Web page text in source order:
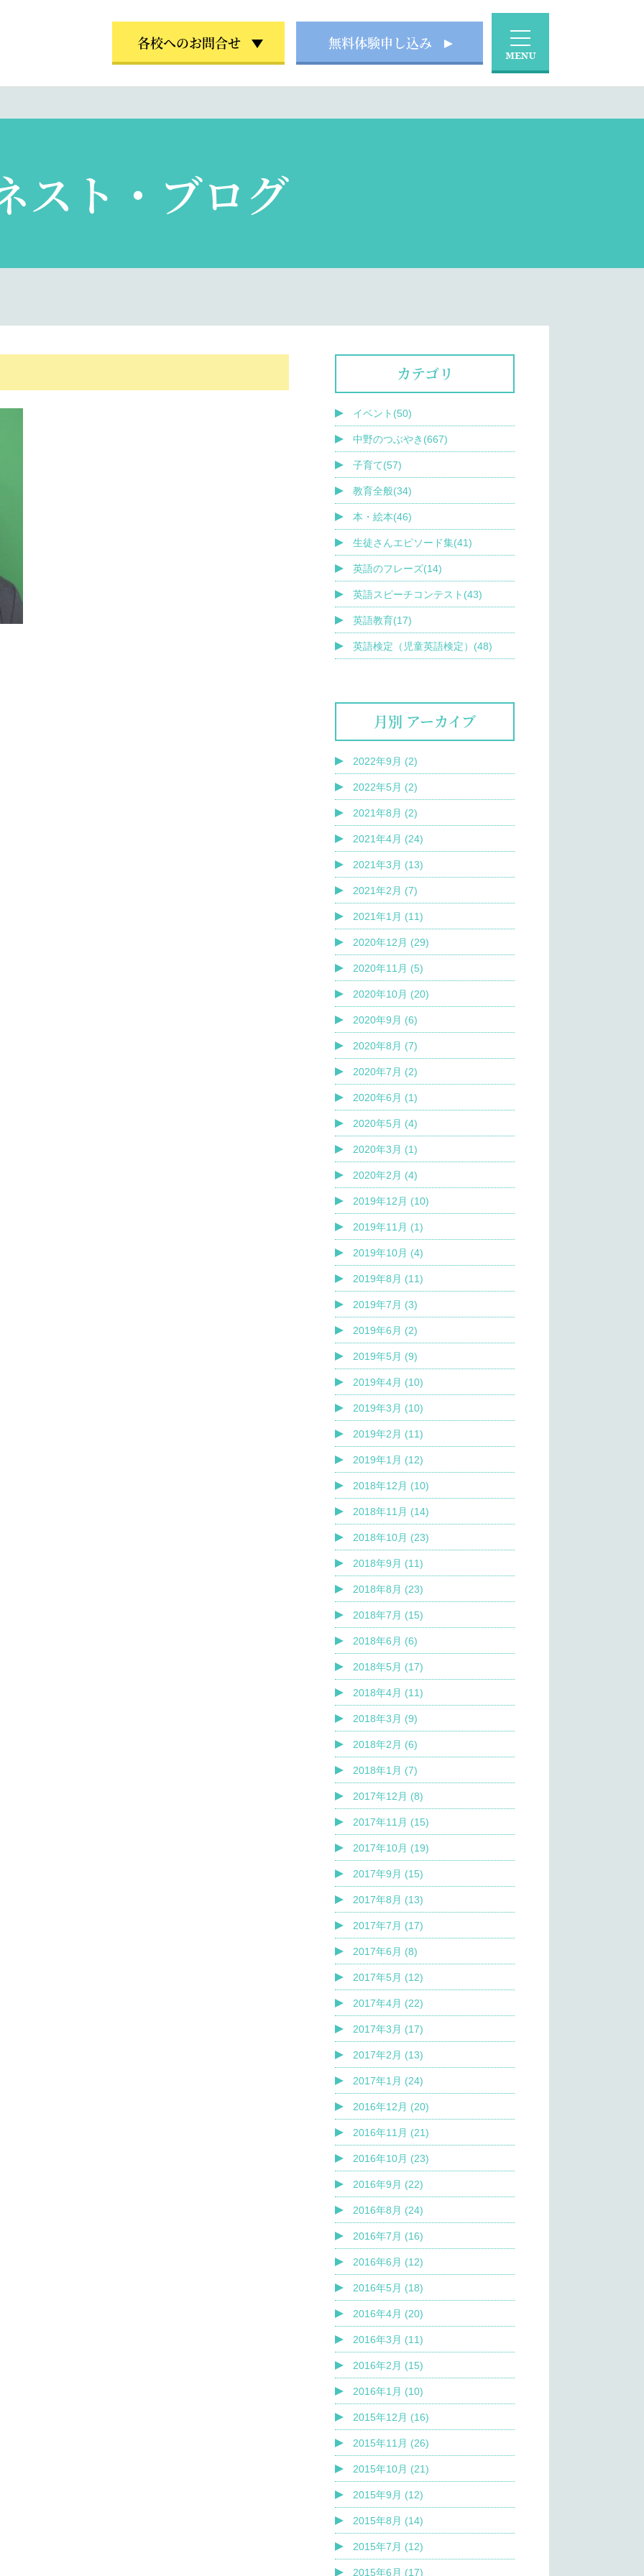
各校へのお問合せ 無料体験申し込み
スト・ブログ
カテゴリ
イベント(50)
中野のつぶやき(667)
子育て(57)
教育全般(34)
本・絵本(46)
生徒さんエピソード集(41)
英語のフレーズ(14)
英語スピーチコンテスト(43)
英語教育(17)
英語検定（児童英語検定）(48)
月別 アーカイブ
2022年9月 (2)
2022年5月 (2)
2021年8月 (2)
2021年4月 (24)
2021年3月 (13)
2021年2月 (7)
2021年1月 (11)
2020年12月 (29)
2020年11月 (5)
2020年10月 (20)
2020年9月 (6)
2020年8月 (7)
2020年7月 (2)
2020年6月 (1)
2020年5月 (4)
2020年3月 (1)
2020年2月 (4)
2019年12月 (10)
2019年11月 (1)
2019年10月 (4)
2019年8月 (11)
2019年7月 (3)
2019年6月 (2)
2019年5月 (9)
2019年4月 (10)
2019年3月 (10)
2019年2月 (11)
2019年1月 (12)
2018年12月 (10)
2018年11月 (14)
2018年10月 (23)
2018年9月 (11)
2018年8月 (23)
2018年7月 (15)
2018年6月 (6)
2018年5月 (17)
2018年4月 (11)
2018年3月 (9)
2018年2月 (6)
2018年1月 (7)
2017年12月 (8)
2017年11月 (15)
2017年10月 (19)
2017年9月 (15)
2017年8月 (13)
2017年7月 (17)
2017年6月 (8)
2017年5月 (12)
2017年4月 (22)
2017年3月 (17)
2017年2月 (13)
2017年1月 (24)
2016年12月 (20)
2016年11月 (21)
2016年10月 (23)
2016年9月 (22)
2016年8月 (24)
2016年7月 (16)
2016年6月 (12)
2016年5月 (18)
2016年4月 (20)
2016年3月 (11)
2016年2月 (15)
2016年1月 (10)
2015年12月 (16)
2015年11月 (26)
2015年10月 (21)
2015年9月 (12)
2015年8月 (14)
2015年7月 (12)
2015年6月 (17)